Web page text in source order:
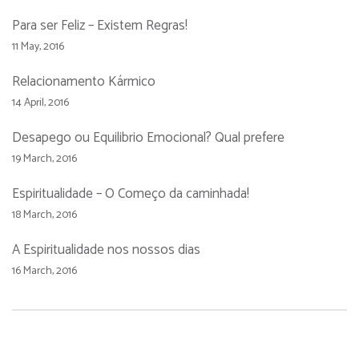
Para ser Feliz – Existem Regras!
11 May, 2016
Relacionamento Kármico
14 April, 2016
Desapego ou Equilibrio Emocional? Qual prefere
19 March, 2016
Espiritualidade – O Começo da caminhada!
18 March, 2016
A Espiritualidade nos nossos dias
16 March, 2016